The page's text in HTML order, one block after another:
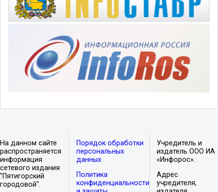
На данном сайте
распространяется
информация
сетевого издания
"Пятигорский
городовой".
Порядок обработки
персональных
данных
Политика
конфиденциальности
Учредитель и
издатель ООО ИА
«Инфорос».
Адрес
учредителя,